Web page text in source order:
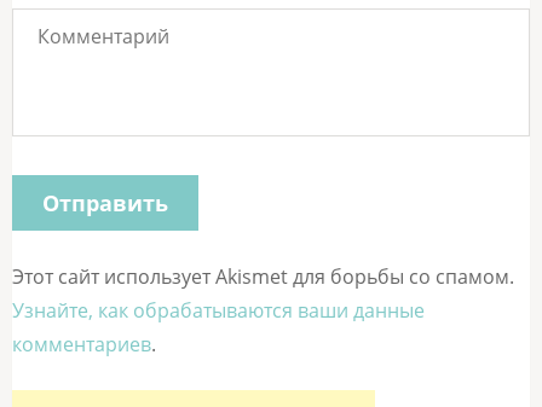
Этот сайт использует Akismet для борьбы со спамом.
Узнайте, как обрабатываются ваши данные
комментариев.